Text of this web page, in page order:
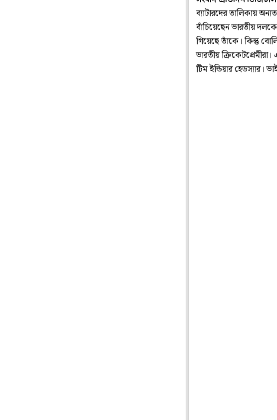
ব্যাটারদের তালিকায়
বাঁচিয়েছেন ভারতীয়
গিয়েছে তাঁকে। কিন্তু
ভারতীয়
টিম ইন্ডিয়ার হেডস্যার।